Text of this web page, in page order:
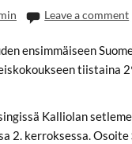
Leave a comment
ensimmäiseen
tiistaina
Kalliolan
2. kerroksessa. Osoite